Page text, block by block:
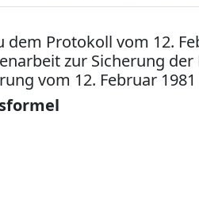
dem Protokoll vom 12.
zur Sicherung der
vom 12. Februar